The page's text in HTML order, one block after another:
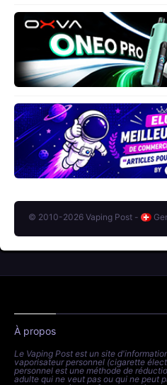
© 2010-2026 Vaping Post -
À propos
Le Vaping Post est un site
vaporisateur personnel (cigarette
personnel est une méthode de
adulte qui ne veut pas ou qui ne peut